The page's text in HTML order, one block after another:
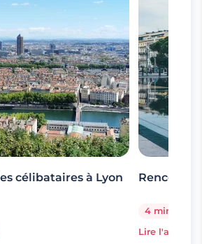
célibataires à Lyon
4 minutes
Lire l'article